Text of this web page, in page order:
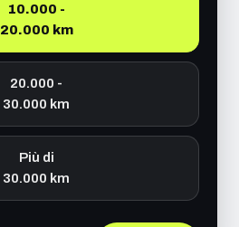
10.000 -
20.000 km
20.000 -
30.000 km
Più di
30.000 km